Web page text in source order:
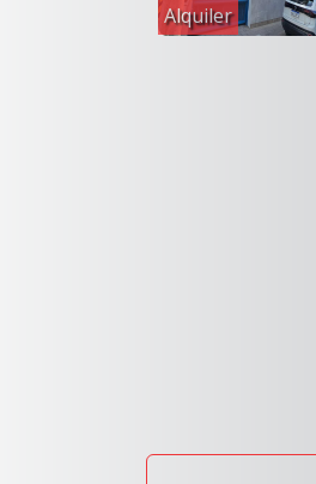
Alquiler